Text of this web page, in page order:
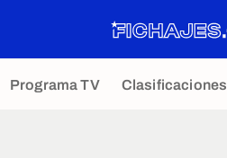
Programa TV Clasificaciones